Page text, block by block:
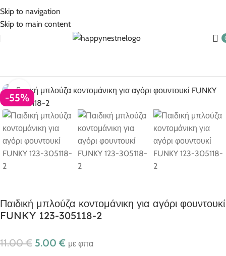
Skip to navigation
Skip to main content
-55%
Click to enlarge
Παιδική μπλούζα κοντομάνικη για αγόρι φουντουκί
FUNKY 123-305118-2
11.00€ 5.00€ με φπα
5% Επιπλέον έκπτωση για πληρωμές με κάρτα!